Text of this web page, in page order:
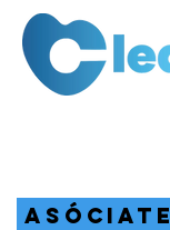
ASÓCIATE